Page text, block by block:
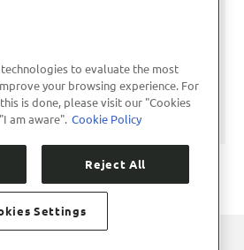
informações em padrões
o Centro Nacional de
e Materiais – CNPEM, seus
diretores, agentes,
mencionados…
to evaluate the most
your browsing experience. For
is done, please visit our "Cookies
am aware". Cookie Policy
Reject All
Settings